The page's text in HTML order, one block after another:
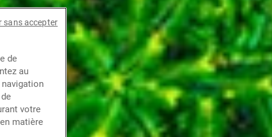
de
au
votre
matière
sans accepter